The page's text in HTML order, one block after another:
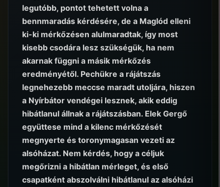
legutóbb, pontot tehetett volna a
bennmaradás kérdésére, de a Maglód elleni
ki-ki mérkőzésen alulmaradtak, így most
kisebb csodára lesz szükségük, ha nem
akarnak függni a másik mérkőzés
eredményétől. Pechükre a rájátszás
legnehezebb meccse maradt utoljára, hiszen
a Nyírbátor vendégei lesznek, akik eddig
hibátlanul állnak a rájátszásban. Elek Gergő
együttese mind a kilenc mérkőzését
megnyerte és toronymagasan vezeti az
alsóházat. Nem kérdés, hogy a céljuk
megőrizni a hibátlan mérleget, és első
csapatként abszolválni hibátlanul az alsóházi